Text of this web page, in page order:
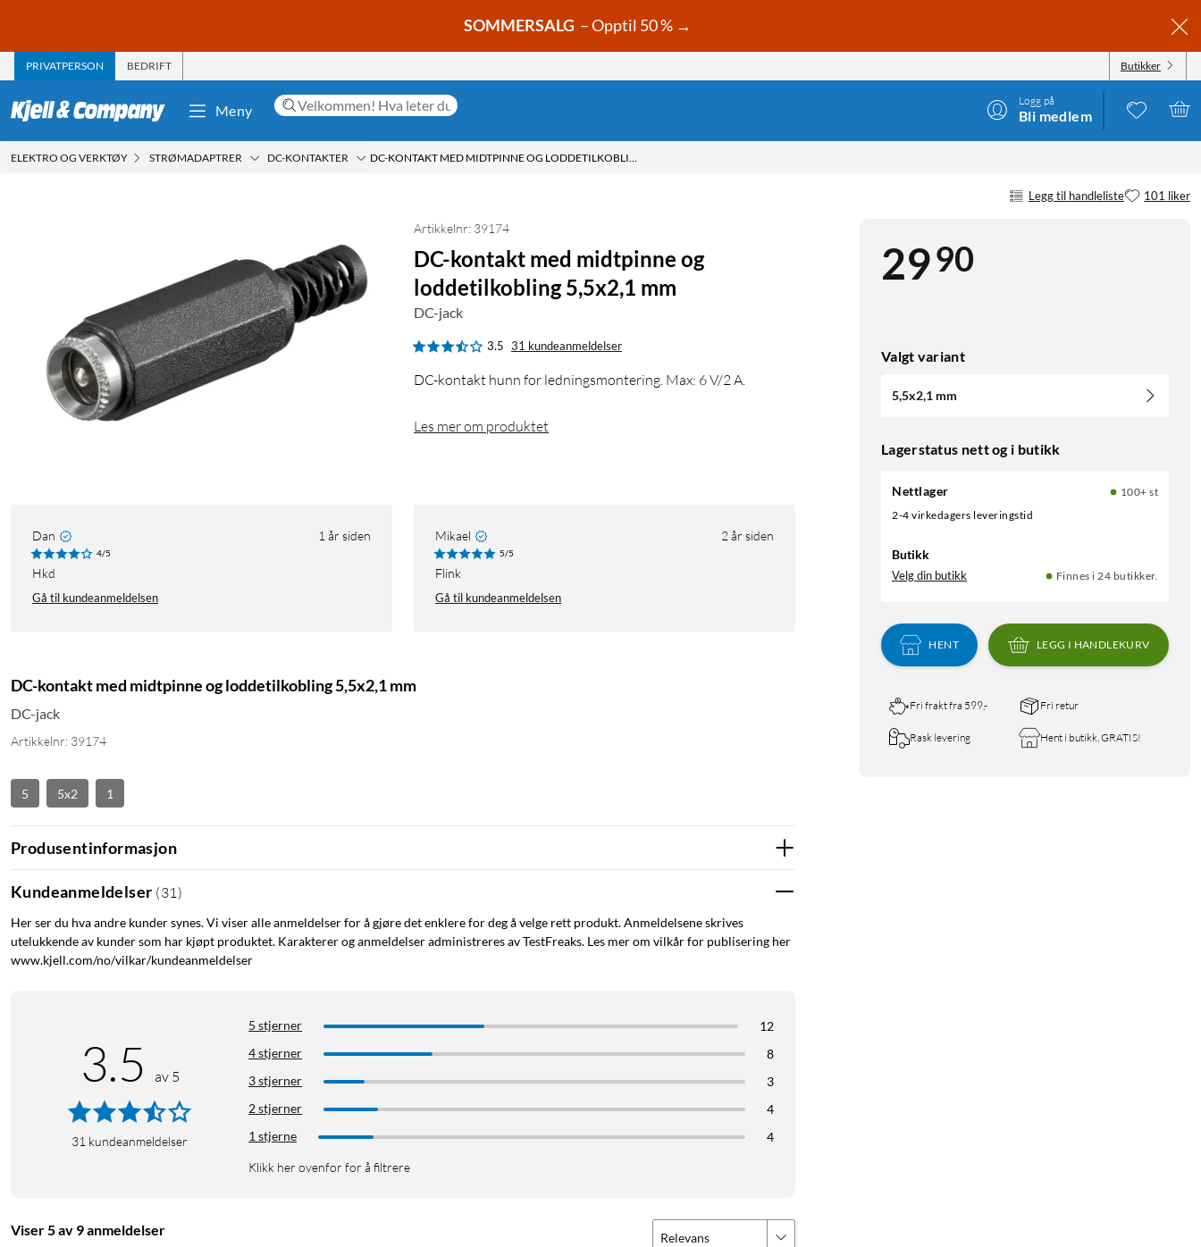
SOMMERSALG – Opptil 50 % →
PRIVATPERSON BEDRIFT Butikker
Meny
Logg på
Bli medlem
ELEKTRO OG VERKTØY STRØMADAPTRER DC-KONTAKTER DC-KONTAKT MED MIDTPINNE OG LODDETILKOBLING 5,5X2,1 MM
Legg til handleliste 101 liker
2990
Valgt variant
5,5x2,1 mm
Lagerstatus nett og i butikk
Nettlager
100+ st
2-4 virkedagers leveringstid
Butikk
Velg din butikk Finnes i 24 butikker.
HENT LEGG I HANDLEKURV
Fri frakt fra 599,- Fri retur
Rask levering Hent i butikk, GRATIS!
Artikkelnr: 39174
DC-kontakt med midtpinne og
loddetilkobling 5,5x2,1 mm
DC-jack
3.5 31 kundeanmeldelser
DC-kontakt hunn for ledningsmontering. Max: 6 V/2 A.
Les mer om produktet
Dan 1 år siden
4/5
hkd
Gå til kundeanmeldelsen
Mikael 2 år siden
5/5
Flink
Gå til kundeanmeldelsen
DC-kontakt med midtpinne og loddetilkobling 5,5x2,1 mm
DC-jack
Artikkelnr: 39174
5 5x2 1
Produsentinformasjon
Kundeanmeldelser (31 )
Her ser du hva andre kunder synes. Vi viser alle anmeldelser for å gjøre det enklere for deg å velge rett produkt. Anmeldelsene skrives
utelukkende av kunder som har kjøpt produktet. Karakterer og anmeldelser administreres av TestFreaks. Les mer om vilkår for publisering her
www.kjell.com/no/vilkar/kundeanmeldelser
3.5 av 5
31 kundeanmeldelser
5 stjerner
12
4 stjerner
8
3 stjerner
3
2 stjerner
4
1 stjerne
4
Klikk her ovenfor for å filtrere
Viser 5 av 9 anmeldelser Relevans